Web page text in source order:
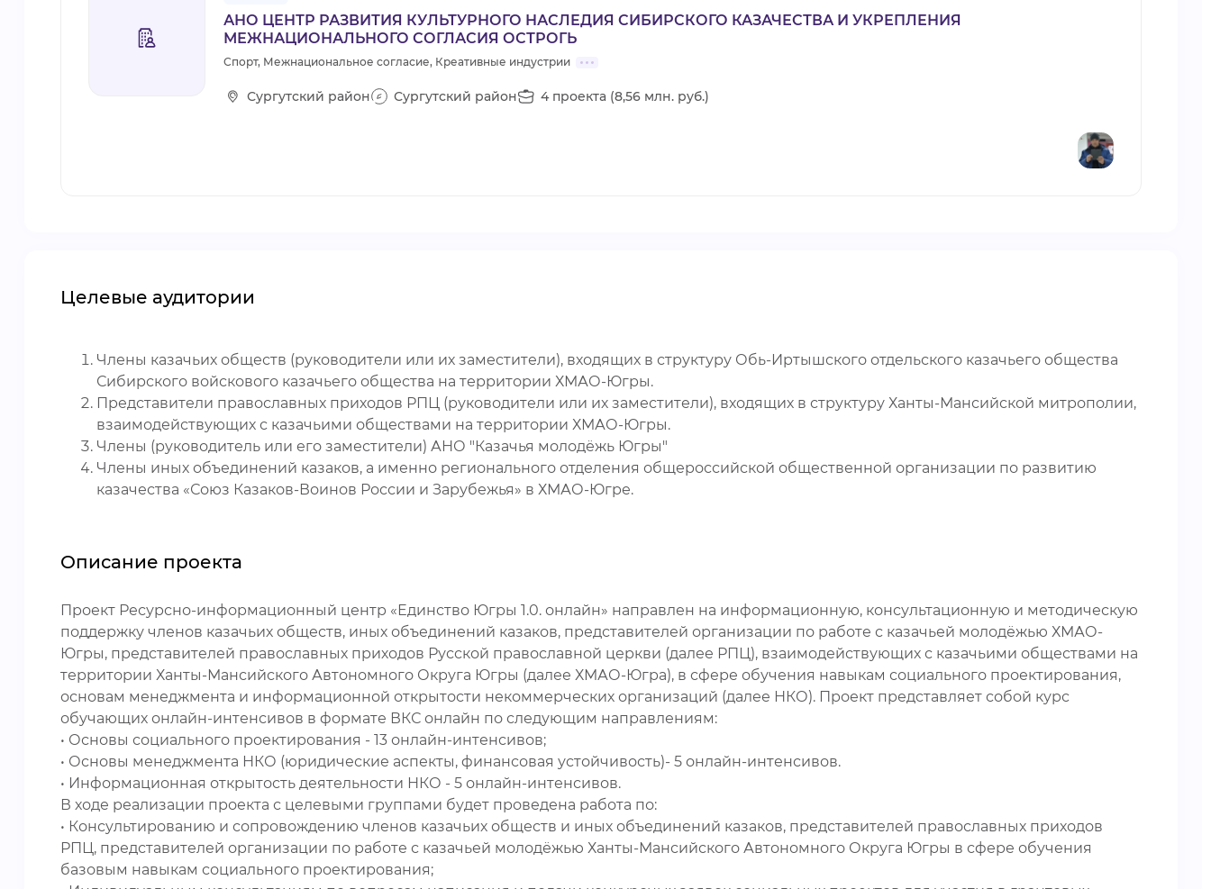
АНО ЦЕНТР РАЗВИТИЯ КУЛЬТУРНОГО НАСЛЕДИЯ СИБИРСКОГО КАЗАЧЕСТВА И УКРЕПЛЕНИЯ
МЕЖНАЦИОНАЛЬНОГО СОГЛАСИЯ ОСТРОГЬ
Спорт, Межнациональное согласие, Креативные индустрии
Сургутский район Сургутский район 4 проекта (8,56 млн. руб.)
Целевые аудитории
Члены казачьих обществ (руководители или их заместители), входящих в структуру Обь-Иртышского отдельского казачьего общества
Сибирского войскового казачьего общества на территории ХМАО-Югры.
Представители православных приходов РПЦ (руководители или их заместители), входящих в структуру Ханты-Мансийской митрополии,
взаимодействующих с казачьими обществами на территории ХМАО-Югры.
Члены (руководитель или его заместители) АНО "Казачья молодёжь Югры"
Члены иных объединений казаков, а именно регионального отделения общероссийской общественной организации по развитию
казачества «Союз Казаков-Воинов России и Зарубежья» в ХМАО-Югре.
Описание проекта
Проект Ресурсно-информационный центр «Единство Югры 1.0. онлайн» направлен на информационную, консультационную и методическую
поддержку членов казачьих обществ, иных объединений казаков, представителей организации по работе с казачьей молодёжью ХМАО-
Югры, представителей православных приходов Русской православной церкви (далее РПЦ), взаимодействующих с казачьими обществами на
территории Ханты-Мансийского Автономного Округа Югры (далее ХМАО-Югра), в сфере обучения навыкам социального проектирования,
основам менеджмента и информационной открытости некоммерческих организаций (далее НКО). Проект представляет собой курс
обучающих онлайн-интенсивов в формате ВКС онлайн по следующим направлениям:
• Основы социального проектирования - 13 онлайн-интенсивов;
• Основы менеджмента НКО (юридические аспекты, финансовая устойчивость)- 5 онлайн-интенсивов.
• Информационная открытость деятельности НКО - 5 онлайн-интенсивов.
В ходе реализации проекта с целевыми группами будет проведена работа по:
• Консультированию и сопровождению членов казачьих обществ и иных объединений казаков, представителей православных приходов
РПЦ, представителей организации по работе с казачьей молодёжью Ханты-Мансийского Автономного Округа Югры в сфере обучения
базовым навыкам социального проектирования;